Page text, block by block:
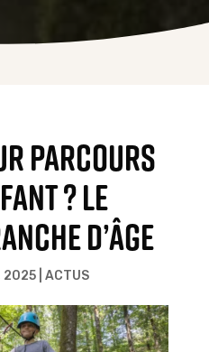
parcours
? Le
d’âge
2025| ACTUS